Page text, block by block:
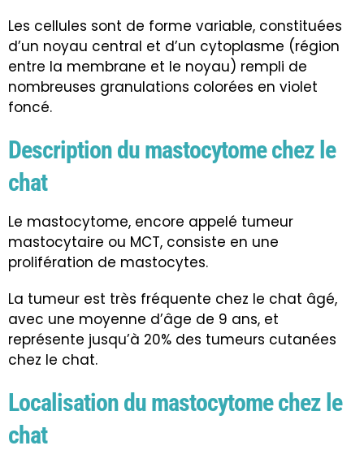
Les cellules sont de forme variable, constituées
d’un noyau central et d’un cytoplasme (région
entre la membrane et le noyau) rempli de
nombreuses granulations colorées en violet
foncé.
Description du mastocytome chez le
chat
Le mastocytome, encore appelé tumeur
mastocytaire ou MCT, consiste en une
prolifération de mastocytes.
La tumeur est très fréquente chez le chat âgé,
avec une moyenne d’âge de 9 ans, et
représente jusqu’à 20% des tumeurs cutanées
chez le chat.
Localisation du mastocytome chez le
chat